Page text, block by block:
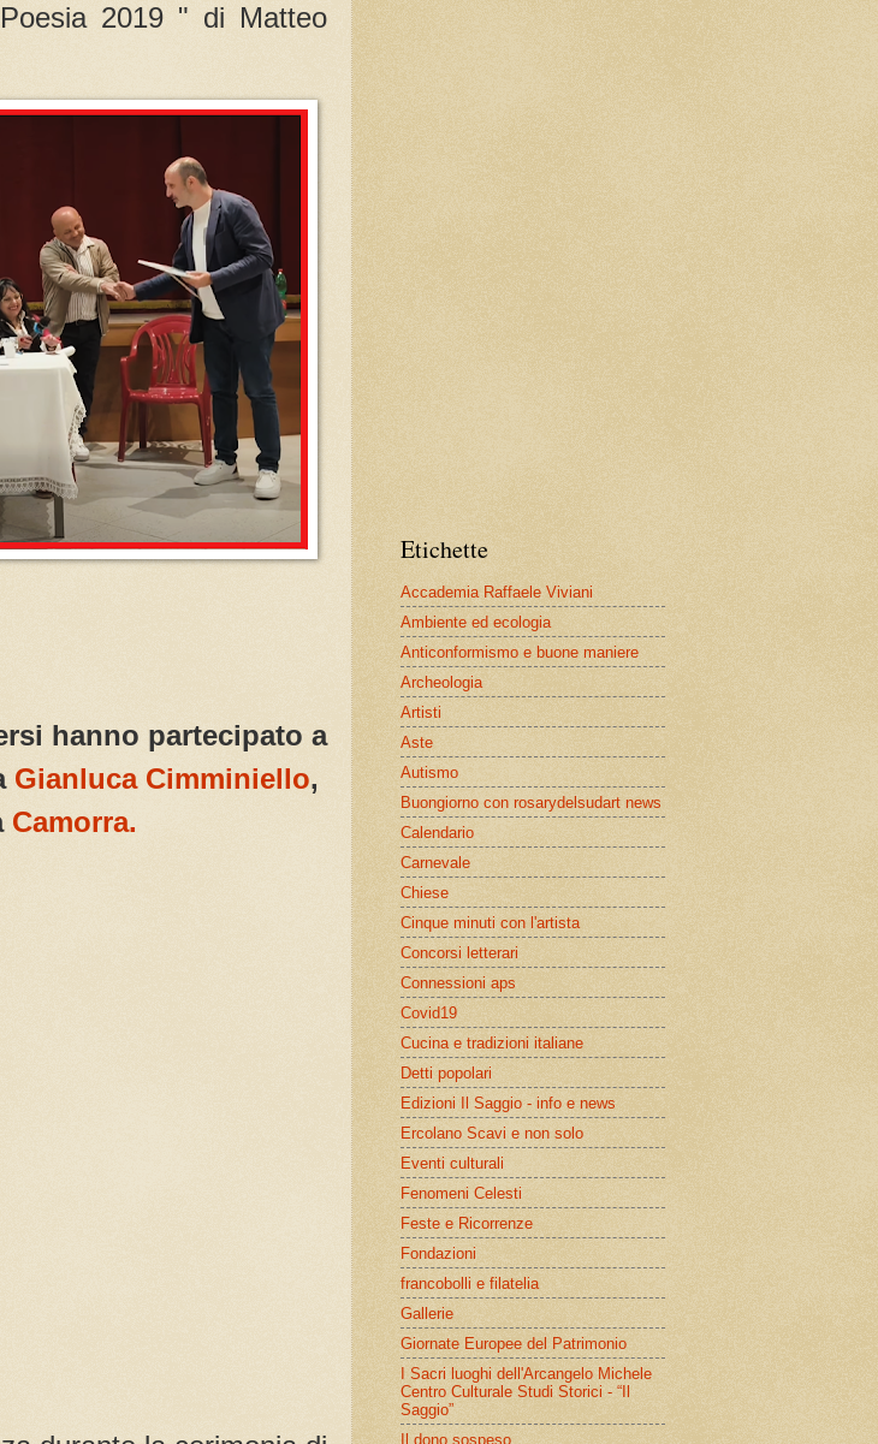
2019 " di Matteo
hanno partecipato a
Gianluca Cimminiello,
Camorra.
Etichette
Accademia Raffaele Viviani
Ambiente ed ecologia
Anticonformismo e buone maniere
Archeologia
Artisti
Aste
Autismo
Buongiorno con rosarydelsudart news
Calendario
Carnevale
Chiese
Cinque minuti con l'artista
Concorsi letterari
Connessioni aps
Covid19
Cucina e tradizioni italiane
Detti popolari
Edizioni Il Saggio - info e news
Ercolano Scavi e non solo
Eventi culturali
Fenomeni Celesti
Feste e Ricorrenze
Fondazioni
francobolli e filatelia
Gallerie
Giornate Europee del Patrimonio
I Sacri luoghi dell'Arcangelo Michele
Centro Culturale Studi Storici - “Il
Saggio”
Il dono sospeso